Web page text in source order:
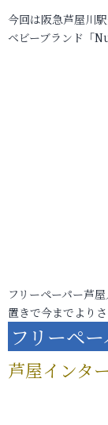
今回は阪急芦屋川
ベビーブランド「
フリーペーパー芦
置きで今までより
フリーペ
芦屋インタ